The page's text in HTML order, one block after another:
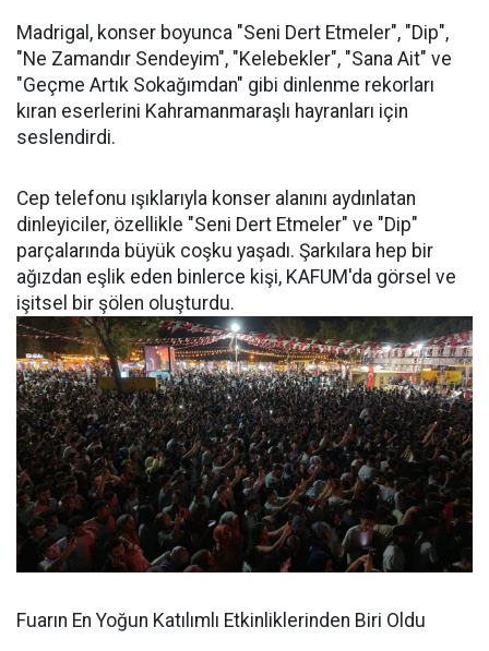
Madrigal, konser boyunca "Seni Dert Etmeler", "Dip",
"Ne Zamandır Sendeyim", "Kelebekler", "Sana Ait" ve
"Geçme Artık Sokağımdan" gibi dinlenme rekorları
kıran eserlerini Kahramanmaraşlı hayranları için
seslendirdi.
Cep telefonu ışıklarıyla konser alanını aydınlatan
dinleyiciler, özellikle "Seni Dert Etmeler" ve "Dip"
parçalarında büyük coşku yaşadı. Şarkılara hep bir
ağızdan eşlik eden binlerce kişi, KAFUM'da görsel ve
işitsel bir şölen oluşturdu.
Fuarın En Yoğun Katılımlı Etkinliklerinden Biri Oldu